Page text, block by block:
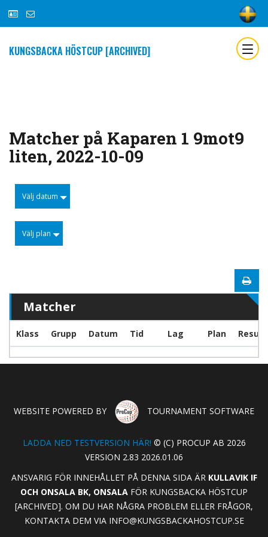
KUNGSBACKA HÖSTCUP [ARCHIVED]
Matcher på Kaparen 1 9mot9
liten, 2022-10-09
Välj datum
Välj plan
Matcher
Klass Grupp Datum Tid Lag Plan
WEBSITE POWERED BY TOURNAMENT SOFTWARE
LADDA NED TESTVERSION HÄR! © (C) PROCUP AB 2026
VERSION 2.83 2026.01.06
ANSVARIG FÖR INNEHÅLLET PÅ DENNA SIDA ÄR KULLAVIK IF
OCH ONSALA BK, ONSALA FÖR KUNGSBACKA HÖSTCUP
[ARCHIVED]. OM DU HAR NÅGRA PROBLEM ELLER FRÅGOR,
KONTAKTA DEM VIA INFO@KUNGSBACKAHOSTCUP.SE